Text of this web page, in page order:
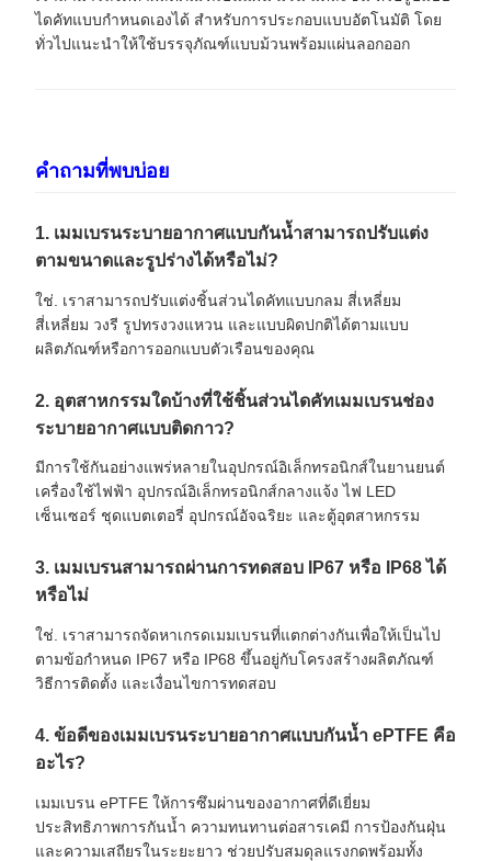
ไดคัทแบบกำหนดเองได้ สำหรับการประกอบแบบอัตโนมัติ โดย
ทั่วไปแนะนำให้ใช้บรรจุภัณฑ์แบบม้วนพร้อมแผ่นลอกออก
คำถามที่พบบ่อย
1. เมมเบรนระบายอากาศแบบกันน้ำสามารถปรับแต่ง
ตามขนาดและรูปร่างได้หรือไม่?
ใช่. เราสามารถปรับแต่งชิ้นส่วนไดคัทแบบกลม สี่เหลี่ยม
สี่เหลี่ยม วงรี รูปทรงวงแหวน และแบบผิดปกติได้ตามแบบ
ผลิตภัณฑ์หรือการออกแบบตัวเรือนของคุณ
2. อุตสาหกรรมใดบ้างที่ใช้ชิ้นส่วนไดคัทเมมเบรนช่อง
ระบายอากาศแบบติดกาว?
มีการใช้กันอย่างแพร่หลายในอุปกรณ์อิเล็กทรอนิกส์ในยานยนต์
เครื่องใช้ไฟฟ้า อุปกรณ์อิเล็กทรอนิกส์กลางแจ้ง ไฟ LED
เซ็นเซอร์ ชุดแบตเตอรี่ อุปกรณ์อัจฉริยะ และตู้อุตสาหกรรม
3. เมมเบรนสามารถผ่านการทดสอบ IP67 หรือ IP68 ได้
หรือไม่
ใช่. เราสามารถจัดหาเกรดเมมเบรนที่แตกต่างกันเพื่อให้เป็นไป
ตามข้อกำหนด IP67 หรือ IP68 ขึ้นอยู่กับโครงสร้างผลิตภัณฑ์
วิธีการติดตั้ง และเงื่อนไขการทดสอบ
4. ข้อดีของเมมเบรนระบายอากาศแบบกันน้ำ ePTFE คือ
อะไร?
เมมเบรน ePTFE ให้การซึมผ่านของอากาศที่ดีเยี่ยม
ประสิทธิภาพการกันน้ำ ความทนทานต่อสารเคมี การป้องกันฝุ่น
และความเสถียรในระยะยาว ช่วยปรับสมดุลแรงกดพร้อมทั้ง